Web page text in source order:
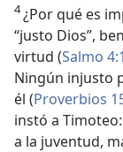
4¿Por qué es
“justo Dios”,
virtud (Salmo
Ningún injusto
él (Proverbios
instó a
a la juventud,